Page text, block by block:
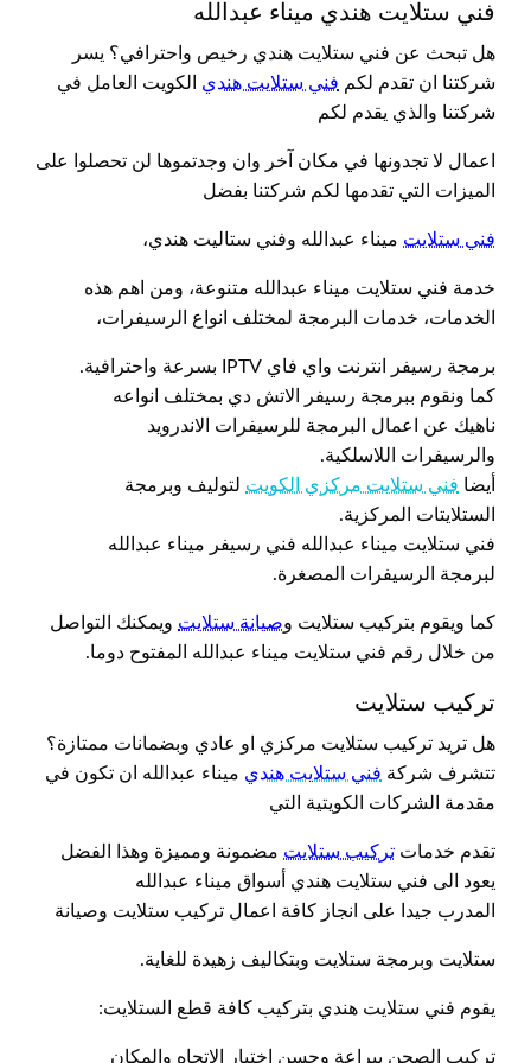
فني ستلايت هندي ميناء عبدالله
هل تبحث عن فني ستلايت هندي رخيص واحترافي؟ يسر
شركتنا ان تقدم لكم فني ستلايت هندي الكويت العامل في
شركتنا والذي يقدم لكم
اعمال لا تجدونها في مكان آخر وان وجدتموها لن تحصلوا على
الميزات التي تقدمها لكم شركتنا بفضل
فني ستلايت ميناء عبدالله وفني ستاليت هندي،
خدمة فني ستلايت ميناء عبدالله متنوعة، ومن اهم هذه
الخدمات، خدمات البرمجة لمختلف انواع الرسيفرات،
برمجة رسيفر انترنت واي فاي IPTV بسرعة واحترافية.
كما ونقوم ببرمجة رسيفر الاتش دي بمختلف انواعه
ناهيك عن اعمال البرمجة للرسيفرات الاندرويد
والرسيفرات اللاسلكية.
أيضا فني ستلايت مركزي الكويت لتوليف وبرمجة
الستلايتات المركزية.
فني ستلايت ميناء عبدالله فني رسيفر ميناء عبدالله
لبرمجة الرسيفرات المصغرة.
كما ويقوم بتركيب ستلايت وصيانة ستلايت ويمكنك التواصل
من خلال رقم فني ستلايت ميناء عبدالله المفتوح دوما.
تركيب ستلايت
هل تريد تركيب ستلايت مركزي او عادي وبضمانات ممتازة؟
تتشرف شركة فني ستلايت هندي ميناء عبدالله ان تكون في
مقدمة الشركات الكويتية التي
تقدم خدمات تركيب ستلايت مضمونة ومميزة وهذا الفضل
يعود الى فني ستلايت هندي أسواق ميناء عبدالله
المدرب جيدا على انجاز كافة اعمال تركيب ستلايت وصيانة
ستلايت وبرمجة ستلايت وبتكاليف زهيدة للغاية.
يقوم فني ستلايت هندي بتركيب كافة قطع الستلايت:
تركيب الصحن ببراعة وحسن اختيار الاتجاه والمكان